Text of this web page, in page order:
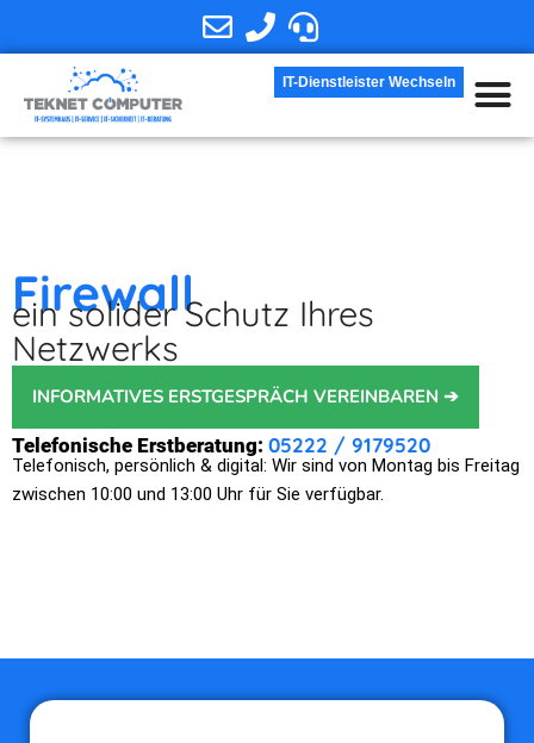
IT-Dienstleister Wechseln
Firewall
ein solider Schutz Ihres
Netzwerks
INFORMATIVES ERSTGESPRÄCH VEREINBAREN ➔
Telefonische Erstberatung: 05222 / 9179520
Telefonisch, persönlich & digital: Wir sind von Montag bis Freitag
zwischen 10:00 und 13:00 Uhr für Sie verfügbar.